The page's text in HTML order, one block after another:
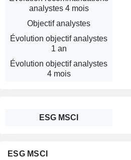
analystes 4 mois
Objectif analystes
Évolution objectif analystes
1 an
Évolution objectif analystes
4 mois
ESG MSCI
ESG MSCI